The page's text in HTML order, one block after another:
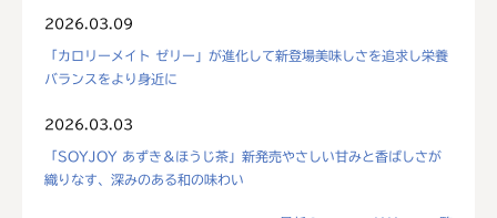
2026.03.09
「カロリーメイト ゼリー」が進化して新登場美味しさを追求し栄養
バランスをより身近に
2026.03.03
「SOYJOY あずき＆ほうじ茶」新発売やさしい甘みと香ばしさが
織りなす、深みのある和の味わい